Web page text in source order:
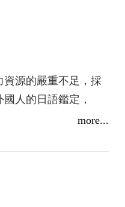
源的嚴重不足，採
人的日語鑑定，
有許多企業組織員
more...